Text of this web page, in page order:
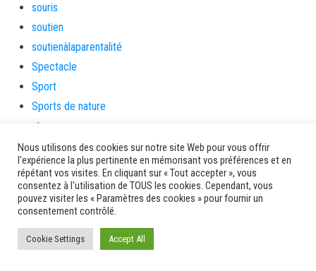
souris
soutien
soutienàlaparentalité
Spectacle
Sport
Sports de nature
stage
Survie
tambour
tambours
tempetetropicale
Terres de patrimoine et de culture
Terres gourmandes
Nous utilisons des cookies sur notre site Web pour vous offrir
l'expérience la plus pertinente en mémorisant vos préférences et en
répétant vos visites. En cliquant sur « Tout accepter », vous
consentez à l'utilisation de TOUS les cookies. Cependant, vous
pouvez visiter les « Paramètres des cookies » pour fournir un
consentement contrôlé.
Cookie Settings Accept All